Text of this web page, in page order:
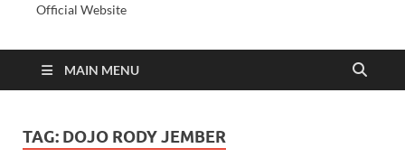
Official Website
MAIN MENU
TAG: DOJO RODY JEMBER